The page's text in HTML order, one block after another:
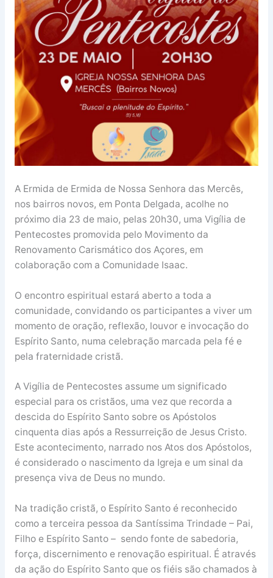
A Ermida de Ermida de Nossa Senhora das Mercês,
nos bairros novos, em Ponta Delgada, acolhe no
próximo dia 23 de maio, pelas 20h30, uma Vigília de
Pentecostes promovida pelo Movimento da
Renovamento Carismático dos Açores, em
colaboração com a Comunidade Isaac.
O encontro espiritual estará aberto a toda a
comunidade, convidando os participantes a viver um
momento de oração, reflexão, louvor e invocação do
Espírito Santo, numa celebração marcada pela fé e
pela fraternidade cristã.
A Vigília de Pentecostes assume um significado
especial para os cristãos, uma vez que recorda a
descida do Espírito Santo sobre os Apóstolos
cinquenta dias após a Ressurreição de Jesus Cristo.
Este acontecimento, narrado nos Atos dos Apóstolos,
é considerado o nascimento da Igreja e um sinal da
presença viva de Deus no mundo.
Na tradição cristã, o Espírito Santo é reconhecido
como a terceira pessoa da Santíssima Trindade – Pai,
Filho e Espírito Santo – sendo fonte de sabedoria,
força, discernimento e renovação espiritual. É através
da ação do Espírito Santo que os fiéis são chamados à